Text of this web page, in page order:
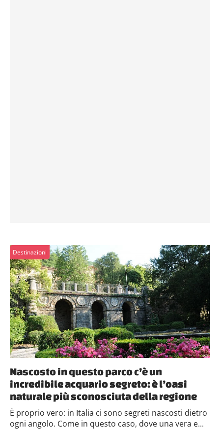
Destinazioni
Nascosto in questo parco c’è un
incredibile acquario segreto: è l’oasi
naturale più sconosciuta della regione
È proprio vero: in Italia ci sono segreti nascosti dietro
ogni angolo. Come in questo caso, dove una vera e...